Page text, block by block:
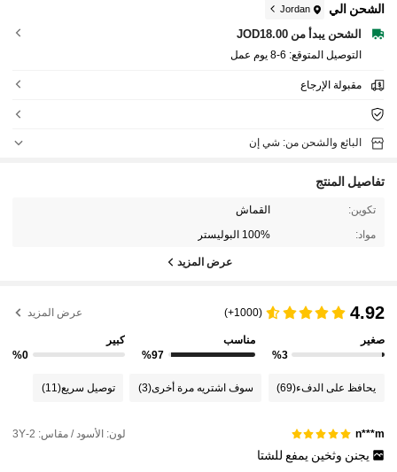
الشحن الي Jordan
الشحن يبدأ من JOD18.00
التوصيل المتوقع: 6-8 يوم عمل
مقبولة الإرجاع
البائع والشحن من: شي إن
تفاصيل المنتج
تكوين: القماش
مواد: 100% البوليستر
عرض المزيد
4.92
(1000+) عرض المزيد
صغير
%3
مناسب
%97
كبير
%0
يحافظ على الدفء(69) سوف اشتريه مرة أخرى(3) توصيل سريع(11)
n***m لون: الأسود / مقاس: 2-3Y
يجنن وثخين يمفع للشتا